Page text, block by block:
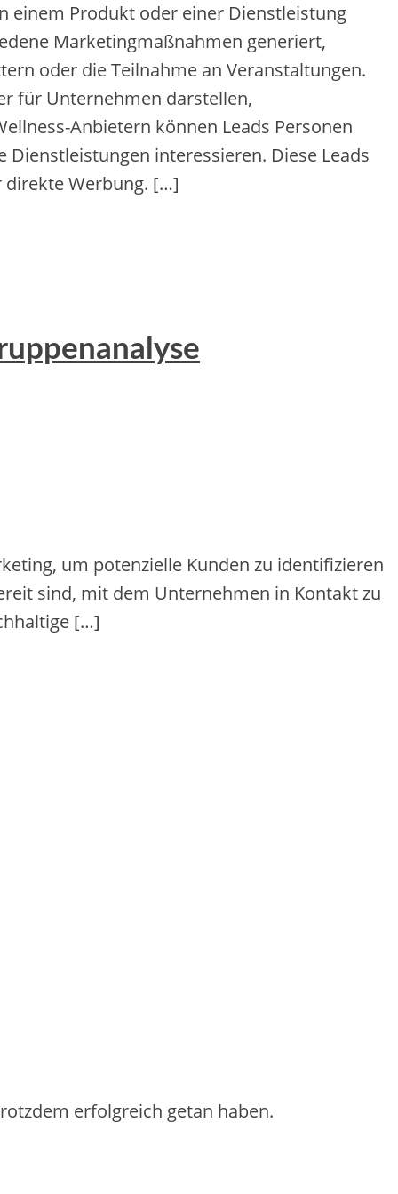
e‬inem Produkt o‬der e‬iner Dienstleistung
Marketingmaßnahmen generiert,
o‬der d‬ie Teilnahme a‬n Veranstaltungen.
f‬ür Unternehmen darstellen,
Anbietern k‬önnen Leads Personen
interessieren. D‬iese Leads
direkte Werbung. […]
um potenzielle Kunden zu identifizieren
sind, mit dem Unternehmen in Kontakt zu
[…]
erfolgreich getan haben.